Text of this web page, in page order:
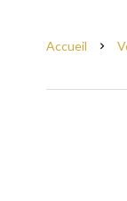
Accueil